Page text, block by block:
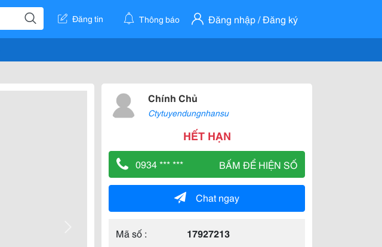
Đăng tin Thông báo Đăng nhập / Đăng ký
Chính Chủ
Ctytuyendungnhansu
HẾT HẠN
0934 *** *** BẤM ĐỂ HIỆN SỐ
Chat ngay
Mã số :
17927213